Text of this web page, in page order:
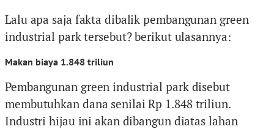
Lalu apa saja fakta dibalik pembangunan green
industrial park tersebut? berikut ulasannya:
Makan biaya 1.848 triliun
Pembangunan green industrial park disebut
membutuhkan dana senilai Rp 1.848 triliun.
Industri hijau ini akan dibangun diatas lahan